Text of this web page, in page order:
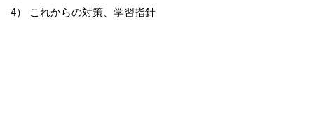
4） これからの対策、学習指針